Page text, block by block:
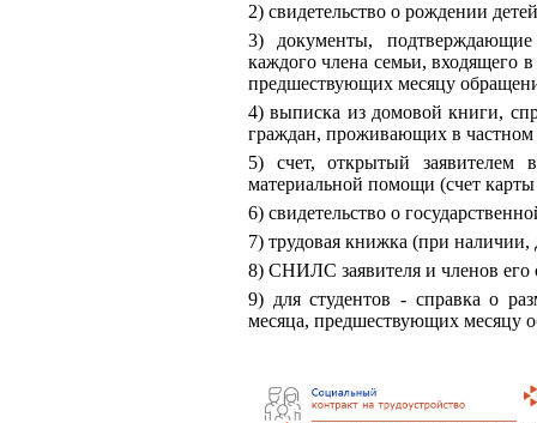
2) свидетельство о рождении
3) документы,
каждого члена семьи, входящего
предшествующих месяцу
4) выписка из домовой книги,
граждан, проживающих в частном
5) счет, открытый заявителем
материальной помощи (счет
6) свидетельство о
7) трудовая книжка (при
8) СНИЛС заявителя и членов его
9) для студентов - справка о
месяца, предшествующих месяцу